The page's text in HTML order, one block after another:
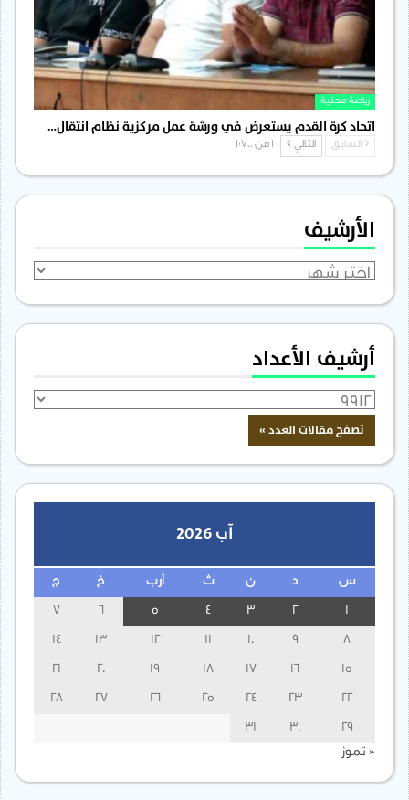
رياضة محلية
اتحاد كرة القدم يستعرض في ورشة عمل مركزية نظام انتقال…
السابق التالي
الأرشيف
الأرشيف
أرشيف الأعداد
آب 2026
س ن ث أرب خ ج
3
13
14
15
16
17
18
19
20
21
22
23
24
25
26
27
28
29
30
31
« تموز